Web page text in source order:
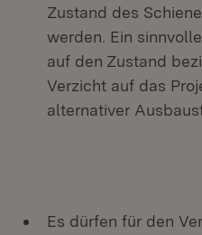
Zustand des
werden. Ein
auf den Zustand
Verzicht auf das
alternativer
Es dürfen für den